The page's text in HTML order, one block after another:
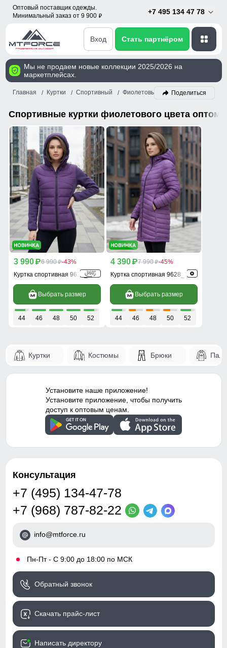
Оптовый поставщик одежды.
Минимальный заказ от 9 900 p
+7 495 134 47 78
Вход Стать партнёром
Мы не продаем новые коллекции 2025/2026 на
маркетплейсах.
Главная Куртки Спортивный Фиолетовый Поделиться
Спортивные куртки фиолетового цвета оптом
3 990 p6 990 p-43%
Куртка спортивная 9630_1F
Выбрать размер
44 46 48 50 52
4 390 p7 990 p-45%
Куртка спортивная 9628_1F
Выбрать размер
44 46 48 50 52
Куртки Костюмы Брюки
Установите наше приложение!
Установите приложение, чтобы получить
доступ к оптовым ценам.
Консультация
+7 (495) 134-47-78
+7 (968) 787-82-22
info@mtforce.ru
• Пн-Пт - С 9:00 до 18:00 по МСК
Обратный звонок
Скачать прайс-лист
Написать директору